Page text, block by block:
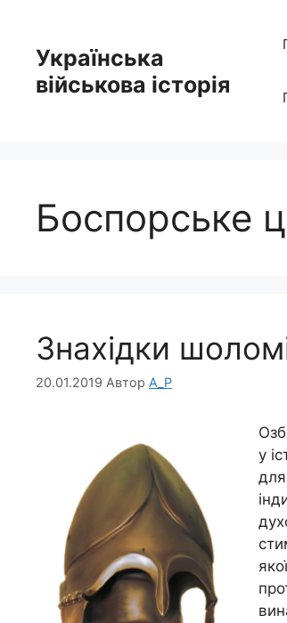
вмістуУкраїнська
військова історія
Боспорське
Знахідки
20.01.2019 Автор A_P
у